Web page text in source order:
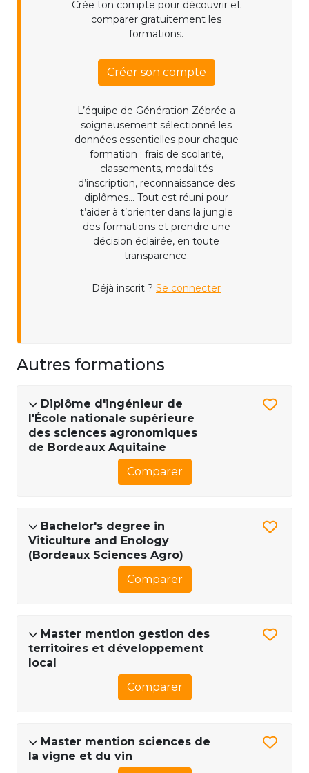
Crée ton compte pour découvrir et
comparer gratuitement les
formations.
Créer son compte
L’équipe de Génération Zébrée a
soigneusement sélectionné les
données essentielles pour chaque
formation : frais de scolarité,
classements, modalités
d’inscription, reconnaissance des
diplômes... Tout est réuni pour
t’aider à t’orienter dans la jungle
des formations et prendre une
décision éclairée, en toute
transparence.
Déjà inscrit ? Se connecter
Autres formations
Diplôme d'ingénieur de
l'École nationale supérieure
des sciences agronomiques
de Bordeaux Aquitaine
Comparer
Bachelor's degree in
Viticulture and Enology
(Bordeaux Sciences Agro)
Comparer
Master mention gestion des
territoires et développement
local
Comparer
Master mention sciences de
la vigne et du vin